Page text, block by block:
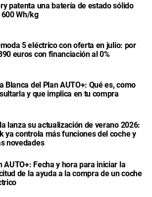
patenta una batería de estado sólido
Wh/kg
5 eléctrico con oferta en julio: por
euros con financiación al 0%
Blanca del Plan AUTO+: Qué es, como
y que implica en tu compra
lanza su actualización de verano 2026:
ya controla más funciones del coche y
novedades
AUTO+: Fecha y hora para iniciar la
de la ayuda a la compra de un coche